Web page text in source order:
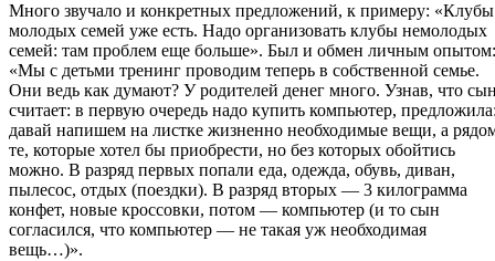
Много звучало и конкретных предложений, к примеру: «Клубы
молодых семей уже есть. Надо организовать клубы немолодых
семей: там проблем еще больше». Был и обмен личным опытом:
«Мы с детьми тренинг проводим теперь в собственной семье.
Они ведь как думают? У родителей денег много. Узнав, что
считает: в первую очередь надо купить компьютер,
давай напишем на листке жизненно необходимые вещи, а
те, которые хотел бы приобрести, но без которых обойтись
можно. В разряд первых попали еда, одежда, обувь, диван,
пылесос, отдых (поездки). В разряд вторых — 3 килограмма
конфет, новые кроссовки, потом — компьютер (и то сын
согласился, что компьютер — не такая уж необходимая
вещь…)».